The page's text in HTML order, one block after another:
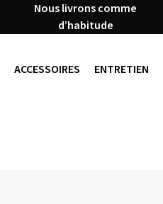
Nous livrons comme
d’habitude
ACCESSOIRES ENTRETIEN